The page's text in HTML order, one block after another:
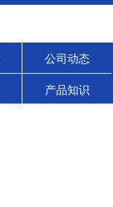
公司动态
产品知识